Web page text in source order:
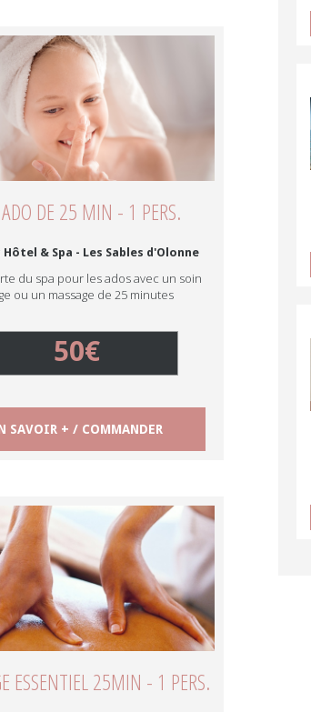
DE 25 MIN - 1 PERS.
& Spa - Les Sables d'Olonne
du spa pour les ados avec un soin
ou un massage de 25 minutes
50€
SAVOIR + / COMMANDER
ESSENTIEL 25MIN - 1 PERS.